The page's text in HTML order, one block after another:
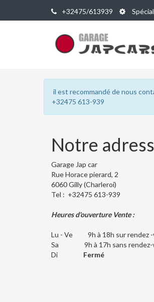
+32475/613939
il est recommandé de nous
+32475 613-939
Notre
Garage Jap car
Rue Horace pierard, 2
6060 Gilly (Charleroi)
Tel : +32475 613-939
Heures d'ouverture Vente :
Lu - Ve 9h à 18h sur rendez -
Sa 9h à 17h sans rendez-
Di Fermé